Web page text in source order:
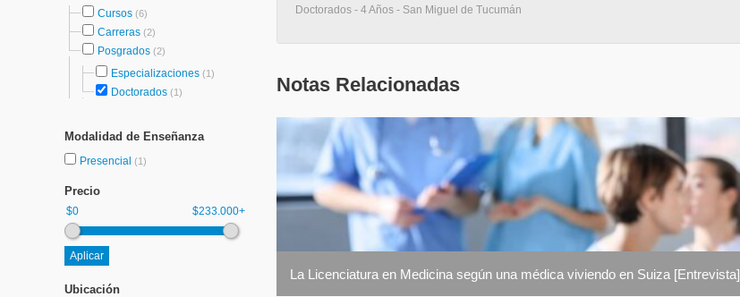
Cursos (6)
Carreras (2)
Posgrados (2)
Especializaciones (1)
Doctorados (1)
Modalidad de Enseñanza
Presencial (1)
Precio
$0 $233.000+
Ubicación
Doctorados - 4 Años - San Miguel de Tucumán
Notas Relacionadas
La Licenciatura en Medicina según una médica viviendo en Suiza [Entrevista]